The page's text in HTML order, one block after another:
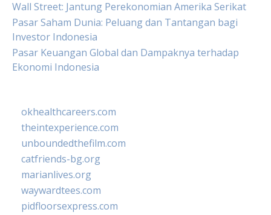
Wall Street: Jantung Perekonomian Amerika Serikat
Pasar Saham Dunia: Peluang dan Tantangan bagi
Investor Indonesia
Pasar Keuangan Global dan Dampaknya terhadap
Ekonomi Indonesia
okhealthcareers.com
theintexperience.com
unboundedthefilm.com
catfriends-bg.org
marianlives.org
waywardtees.com
pidfloorsexpress.com